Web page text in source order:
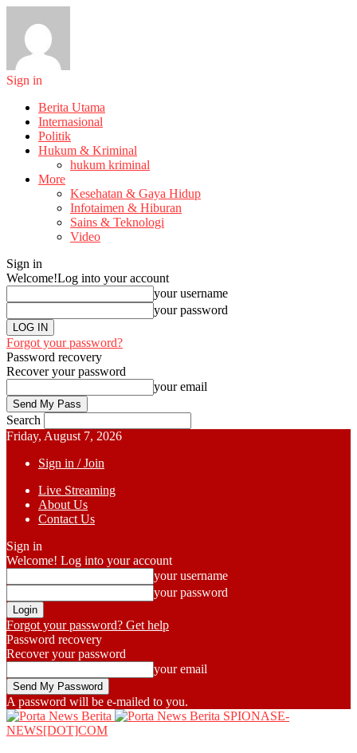
Sign in
Berita Utama
Internasional
Politik
Hukum & Kriminal
hukum kriminal
More
Kesehatan & Gaya Hidup
Infotaimen & Hiburan
Sains & Teknologi
Video
Sign in
Welcome!Log into your account
your username
your password
Forgot your password?
Password recovery
Recover your password
your email
Search
Friday, August 7, 2026
Sign in / Join
Live Streaming
About Us
Contact Us
Sign in
Welcome! Log into your account
your username
your password
Forgot your password? Get help
Password recovery
Recover your password
your email
A password will be e-mailed to you.
SPIONASE-
NEWS[DOT]COM